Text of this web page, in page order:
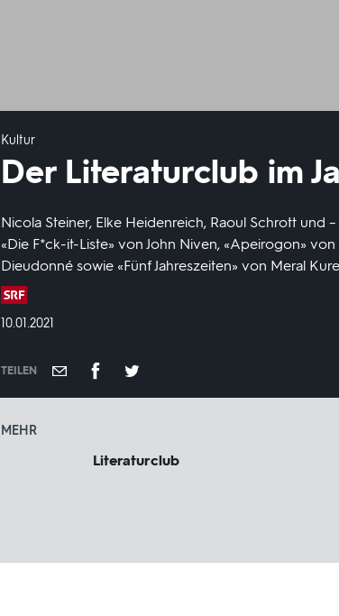
Kultur
Der Literaturclub im
Nicola Steiner, Elke Heidenreich, Raoul Schrott und
«Die F*ck-it-Liste» von John Niven, «Apeirogon»
Dieudonné sowie «Fünf Jahreszeiten» von Meral
Produktionsland
und
DATUM:
10.01.2021
TEILEN
MEHR
Literaturclub